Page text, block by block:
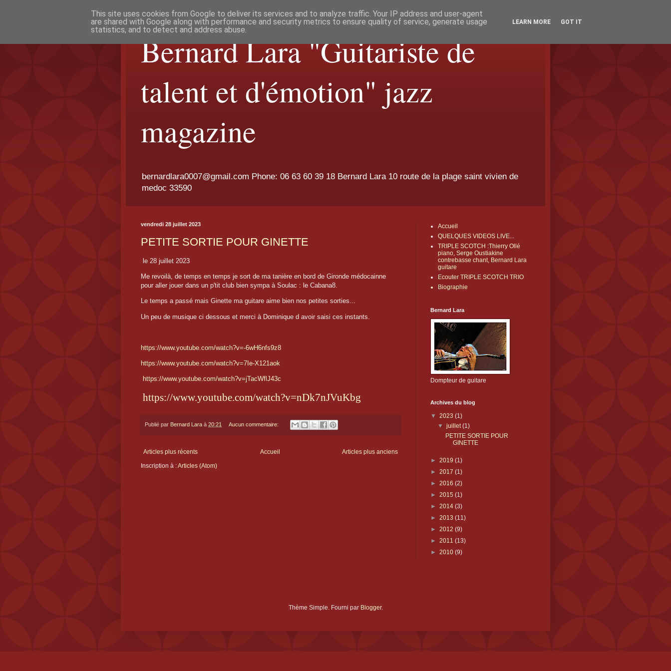
Bernard Lara "Guitariste de
talent et d'émotion" jazz
magazine
bernardlara0007@gmail.com Phone: 06 63 60 39 18 Bernard Lara 10 route de la plage saint vivien de
medoc 33590
vendredi 28 juillet 2023
PETITE SORTIE POUR GINETTE
le 28 juillet 2023
Me revoilà, de temps en temps je sort de ma tanière en bord de Gironde médocainne
pour aller jouer dans un p'tit club bien sympa à Soulac : le Cabana8.
Le temps a passé mais Ginette ma guitare aime bien nos petites sorties...
Un peu de musique ci dessous et merci à Dominique d avoir saisi ces instants.
https://www.youtube.com/watch?v=-6wH6nfs9z8
https://www.youtube.com/watch?v=7Ie-X121aok
https://www.youtube.com/watch?v=jTacWflJ43c
https://www.youtube.com/watch?v=nDk7nJVuKbg
Publié par Bernard Lara à 20:21 Aucun commentaire:
Articles plus récents Articles plus anciens
Accueil
Inscription à :Articles (Atom)
Accueil
QUELQUES VIDEOS LIVE...
TRIPLE SCOTCH :Thierry Ollé
piano, Serge Oustiakine
contrebasse chant, Bernard Lara
guitare
Ecouter TRIPLE SCOTCH TRIO
Biographie
Bernard Lara
Dompteur de guitare
Archives du blog
▼ 2023 (1)
▼juillet(1)
PETITE SORTIE POUR
GINETTE
► 2019 (1)
► 2017 (1)
► 2016 (2)
► 2015 (1)
► 2014 (3)
► 2013 (11)
► 2012 (9)
► 2011 (13)
► 2010 (9)
Thème Simple. Fourni par Blogger.
This site uses cookies from Google to deliver its services and to analyze traffic. Your IP address and user-agent
are shared with Google along with performance and security metrics to ensure quality of service, generate usage
statistics, and to detect and address abuse.
LEARN MORE GOT IT